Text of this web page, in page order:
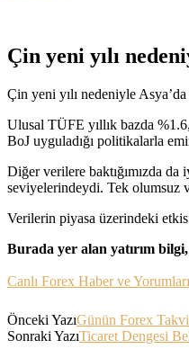
Çin yeni yılı
Çin yeni yılı nedeniyle
Ulusal TÜFE yıllık bazda
BoJ uyguladığı politikalarla
Diğer verilere baktığımızda
seviyelerindeydi. Tek olumsuz
Verilerin piyasa üzerindeki etkisi
Burada yer alan yatırım
Canlı Forex Haber ve
Önceki YazıGünün Forex
Sonraki YazıTicaret Dengesi